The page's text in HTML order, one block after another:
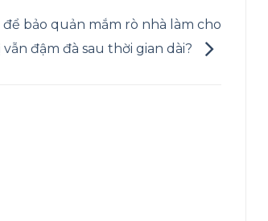
để bảo quản mắm rò nhà làm cho
đậm đà sau thời gian dài?